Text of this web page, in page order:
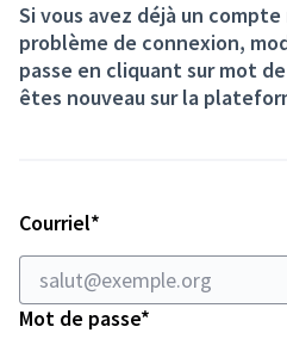
Si vous avez déjà un compte
problème de connexion,
passe en cliquant sur mot
êtes nouveau sur la
Courriel*
Mot de passe*